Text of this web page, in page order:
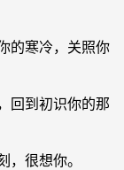
的寒冷，关照你
回到初识你的那
，很想你。